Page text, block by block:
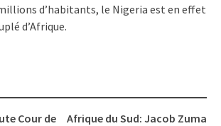
d’habitants, le Nigeria est en effet
d’Afrique.
Cour de
Afrique du Sud: Jacob Zuma